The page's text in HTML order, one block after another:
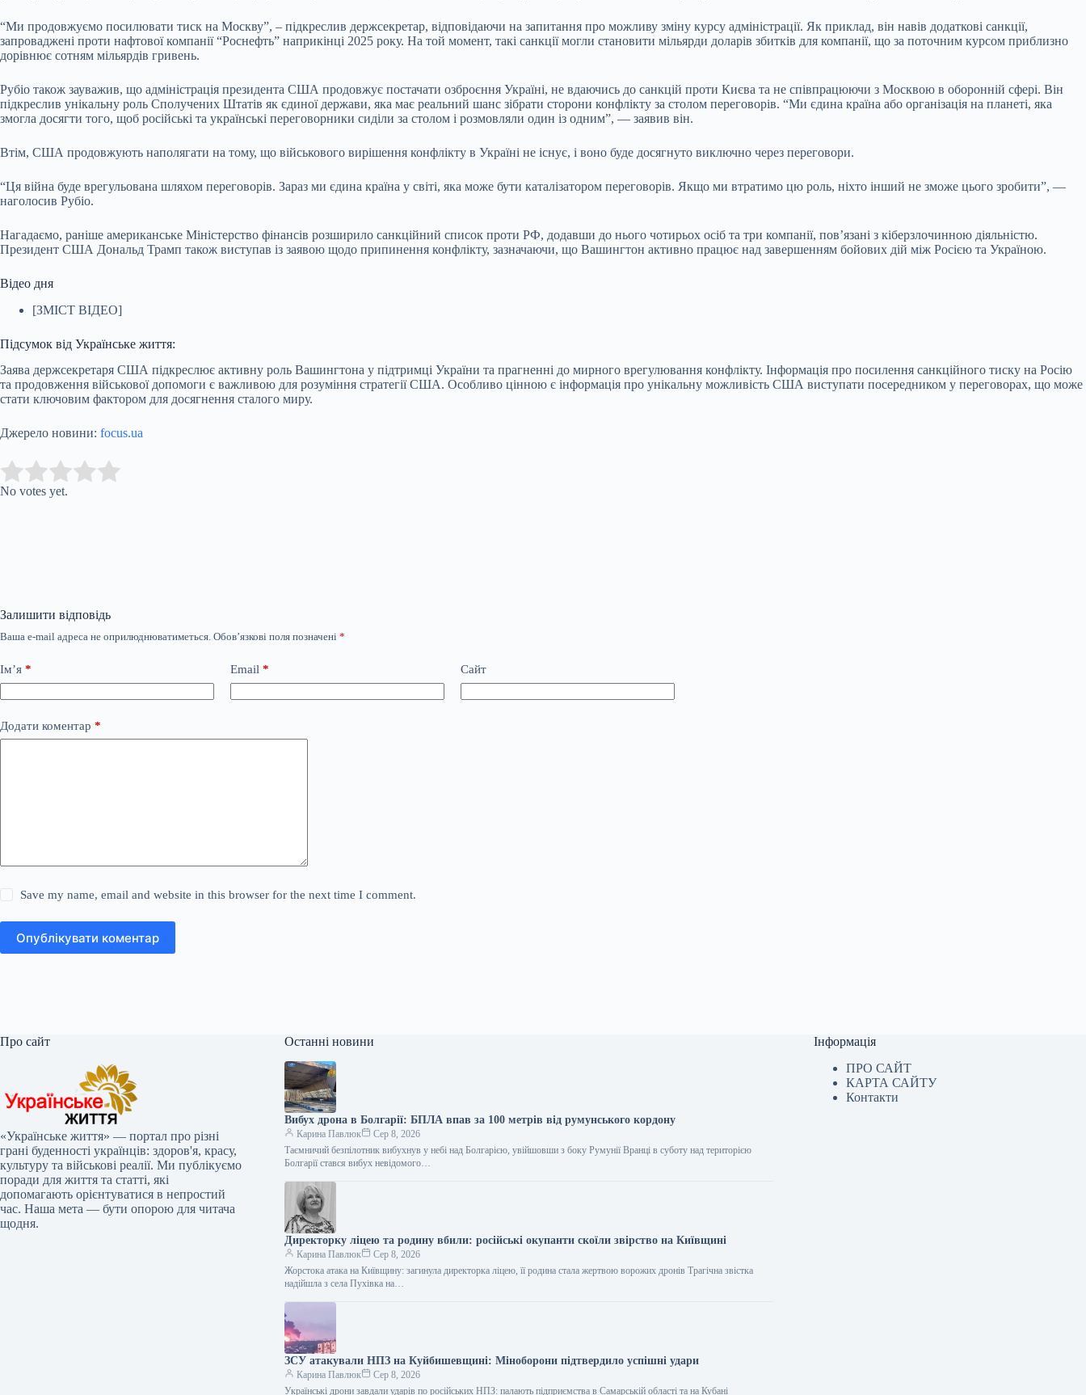
“Ми продовжуємо посилювати тиск на Москву”, – підкреслив держсекретар, відповідаючи на запитання про можливу зміну курсу адміністрації. Як приклад, він навів додаткові санкції,
запроваджені проти нафтової компанії “Роснефть” наприкінці 2025 року. На той момент, такі санкції могли становити мільярди доларів збитків для компанії, що за поточним курсом приблизно
дорівнює сотням мільярдів гривень.
Рубіо також зауважив, що адміністрація президента США продовжує постачати озброєння Україні, не вдаючись до санкцій проти Києва та не співпрацюючи з Москвою в оборонній сфері. Він
підкреслив унікальну роль Сполучених Штатів як єдиної держави, яка має реальний шанс зібрати сторони конфлікту за столом переговорів. “Ми єдина країна або організація на планеті, яка
змогла досягти того, щоб російські та українські переговорники сиділи за столом і розмовляли один із одним”, — заявив він.
Втім, США продовжують наполягати на тому, що військового вирішення конфлікту в Україні не існує, і воно буде досягнуто виключно через переговори.
“Ця війна буде врегульована шляхом переговорів. Зараз ми єдина країна у світі, яка може бути каталізатором переговорів. Якщо ми втратимо цю роль, ніхто інший не зможе цього зробити”, —
наголосив Рубіо.
Нагадаємо, раніше американське Міністерство фінансів розширило санкційний список проти РФ, додавши до нього чотирьох осіб та три компанії, пов’язані з кіберзлочинною діяльністю.
Президент США Дональд Трамп також виступав із заявою щодо припинення конфлікту, зазначаючи, що Вашингтон активно працює над завершенням бойових дій між Росією та Україною.
Відео дня
[ЗМІСТ ВІДЕО]
Підсумок від Українське життя:
Заява держсекретаря США підкреслює активну роль Вашингтона у підтримці України та прагненні до мирного врегулювання конфлікту. Інформація про посилення санкційного тиску на Росію
та продовження військової допомоги є важливою для розуміння стратегії США. Особливо цінною є інформація про унікальну можливість США виступати посередником у переговорах, що може
стати ключовим фактором для досягнення сталого миру.
Джерело новини: focus.ua
Rate this item:
No votes yet.
Залишити відповідь
Ваша e-mail адреса не оприлюднюватиметься. Обов’язкові поля позначені *
Ім’я * Email * Сайт
Додати коментар *
Save my name, email and website in this browser for the next time I comment.
Опублікувати коментар
Про сайт
«Українське життя» — портал про різні
грані буденності українців: здоров'я, красу,
культуру та військові реалії. Ми публікуємо
поради для життя та статті, які
допомагають орієнтуватися в непростий
час. Наша мета — бути опорою для читача
щодня.
Останні новини
Вибух дрона в Болгарії: БПЛА впав за 100 метрів від румунського кордону
Карина Павлюк
Сер 8, 2026
Таємничий безпілотник вибухнув у небі над Болгарією, увійшовши з боку Румунії Вранці в суботу над територією
Болгарії стався вибух невідомого…
Директорку ліцею та родину вбили: російські окупанти скоїли звірство на Київщині
Карина Павлюк
Сер 8, 2026
Жорстока атака на Київщину: загинула директорка ліцею, її родина стала жертвою ворожих дронів Трагічна звістка
надійшла з села Пухівка на…
ЗСУ атакували НПЗ на Куйбишевщині: Міноборони підтвердило успішні удари
Карина Павлюк
Сер 8, 2026
Українські дрони завдали ударів по російських НПЗ: палають підприємства в Самарській області та на Кубані
Інформація
ПРО САЙТ
КАРТА САЙТУ
Контакти